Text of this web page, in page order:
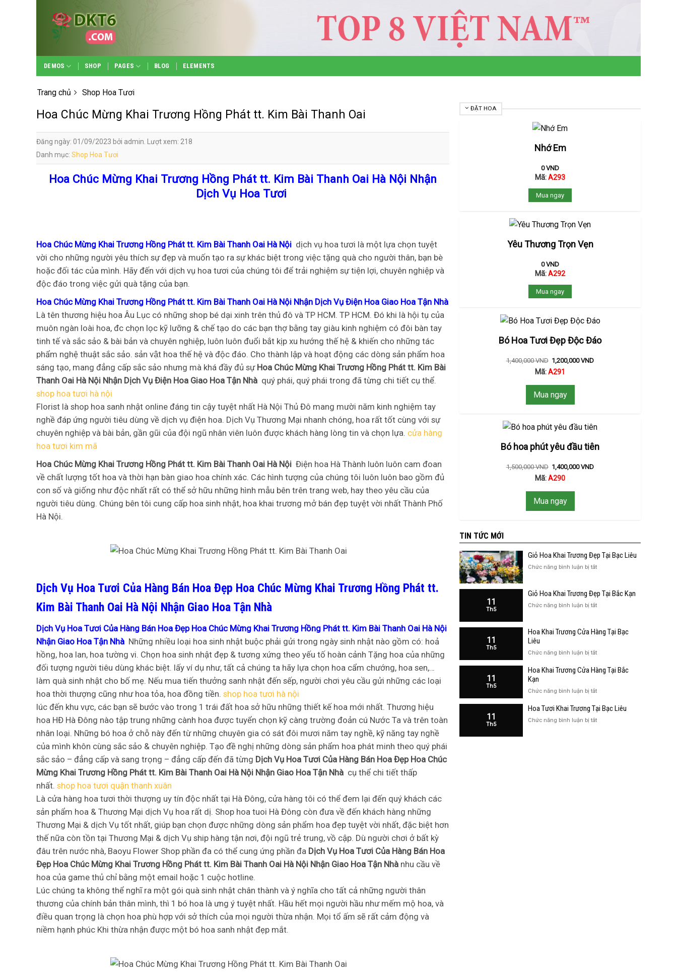
content
DEMOS SHOP PAGES BLOG ELEMENTS
Trang chủ Shop Hoa Tươi
Hoa Chúc Mừng Khai Trương Hồng Phát tt. Kim Bài Thanh Oai
Đăng ngày: 01/09/2023 bởi admin. Lượt xem: 218
Danh mục: Shop Hoa Tươi
Hoa Chúc Mừng Khai Trương Hồng Phát tt. Kim Bài Thanh Oai Hà Nội Nhận
Dịch Vụ Hoa Tươi
Hoa Chúc Mừng Khai Trương Hồng Phát tt. Kim Bài Thanh Oai Hà Nội dịch vụ hoa tươi là một lựa chọn tuyệt
vời cho những người yêu thích sự đẹp và muốn tạo ra sự khác biệt trong việc tặng quà cho người thân, bạn bè
hoặc đối tác của mình. Hãy đến với dịch vụ hoa tươi của chúng tôi để trải nghiệm sự tiện lợi, chuyên nghiệp và
độc đáo trong việc gửi quà tặng của bạn.
Hoa Chúc Mừng Khai Trương Hồng Phát tt. Kim Bài Thanh Oai Hà Nội Nhận Dịch Vụ Điện Hoa Giao Hoa Tận Nhà
Là tên thương hiệu hoa Âu Lục có những shop bé dại xinh trên thủ đô và TP HCM. TP HCM. Đó khi là hội tụ của
muôn ngàn loài hoa, đc chọn lọc kỹ lưỡng & chế tạo do các bạn thợ bằng tay giàu kinh nghiệm có đôi bàn tay
tinh tế và sắc sảo & bài bản và chuyên nghiệp, luôn luôn đuổi bắt kịp xu hướng thế hệ & khiến cho những tác
phẩm nghệ thuật sắc sảo. sản vật hoa thế hệ và độc đáo. Cho thành lập và hoạt động các dòng sản phẩm hoa
sáng tạo, mang đẳng cấp sắc sảo nhưng mà khá đầy đủ sự Hoa Chúc Mừng Khai Trương Hồng Phát tt. Kim Bài
Thanh Oai Hà Nội Nhận Dịch Vụ Điện Hoa Giao Hoa Tận Nhà quý phái, quý phái trong đã từng chi tiết cụ thể.
shop hoa tươi hà nội
Florist là shop hoa sanh nhật online đáng tin cậy tuyệt nhất Hà Nội Thủ Đô mang mười năm kinh nghiệm tay
nghề đáp ứng người tiêu dùng về dịch vụ điện hoa. Dịch Vụ Thương Mại nhanh chóng, hoa rất tốt cùng với sự
chuyên nghiệp và bài bản, gần gũi của đội ngũ nhân viên luôn được khách hàng lòng tin và chọn lựa. cửa hàng
hoa tươi kim mã
Hoa Chúc Mừng Khai Trương Hồng Phát tt. Kim Bài Thanh Oai Hà Nội Điện hoa Hà Thành luôn luôn cam đoan
về chất lượng tốt hoa và thời hạn bàn giao hoa chính xác. Các hình tượng của chúng tôi luôn luôn bao gồm đủ
con số và giống như độc nhất rất có thể sở hữu những hình mẫu bên trên trang web, hay theo yêu cầu của
người tiêu dùng. Chúng bên tôi cung cấp hoa sinh nhật, hoa khai trương mở bán đẹp tuyệt vời nhất Thành Phố
Hà Nội.
Dịch Vụ Hoa Tươi Của Hàng Bán Hoa Đẹp Hoa Chúc Mừng Khai Trương Hồng Phát tt.
Kim Bài Thanh Oai Hà Nội Nhận Giao Hoa Tận Nhà
Dịch Vụ Hoa Tươi Của Hàng Bán Hoa Đẹp Hoa Chúc Mừng Khai Trương Hồng Phát tt. Kim Bài Thanh Oai Hà Nội
Nhận Giao Hoa Tận Nhà Những nhiều loại hoa sinh nhật buộc phải gửi trong ngày sinh nhật nào gồm có: hoả
hồng, hoa lan, hoa tường vi. Chọn hoa sinh nhật đẹp & tương xứng theo yếu tố hoàn cảnh Tặng hoa của những
đối tượng người tiêu dùng khác biệt. lấy ví dụ như, tất cả chúng ta hãy lựa chọn hoa cẩm chướng, hoa sen,…
làm quà sinh nhật cho bố mẹ. Nếu mua tiến thưởng sanh nhật đến sếp, người chơi yêu cầu gửi những các loại
hoa thời thượng cũng như hoa tỏa, hoa đồng tiền. shop hoa tươi hà nội
lúc đến khu vực, các bạn sẽ bước vào trong 1 trái đất hoa sở hữu những thiết kế hoa mới nhất. Thương hiệu
hoa HĐ Hà Đông nào tập trung những cành hoa được tuyển chọn kỹ càng trường đoản cú Nước Ta và trên toàn
nhân loại. Những bó hoa ở chỗ này đến từ những chuyên gia có sát đôi mươi năm tay nghề, kỹ năng tay nghề
của mình khôn cùng sắc sảo & chuyên nghiệp. Tạo đề nghị những dòng sản phẩm hoa phát minh theo quý phái
sắc sảo – đẳng cấp và sang trọng – đẳng cấp đến đã từng Dịch Vụ Hoa Tươi Của Hàng Bán Hoa Đẹp Hoa Chúc
Mừng Khai Trương Hồng Phát tt. Kim Bài Thanh Oai Hà Nội Nhận Giao Hoa Tận Nhà cụ thể chi tiết thấp
nhất. shop hoa tươi quận thanh xuân
Là cửa hàng hoa tươi thời thượng uy tín độc nhất tại Hà Đông, cửa hàng tôi có thể đem lại đến quý khách các
sản phẩm hoa & Thương Mại dịch Vụ hoa rất dị. Shop hoa tuoi Hà Đông còn đưa về đến khách hàng những
Thương Mại & dịch Vụ tốt nhất, giúp bạn chọn được những dòng sản phẩm hoa đẹp tuyệt vời nhất, đặc biệt hơn
thế nữa còn tồn tại Thương Mại & dịch Vụ ship hàng tận nơi, đội ngũ trẻ trung, vồ cập. Dù người chơi ở bất kỳ
đâu trên nước nhà, Baoyu Flower Shop phần đa có thể cung ứng phần đa Dịch Vụ Hoa Tươi Của Hàng Bán Hoa
Đẹp Hoa Chúc Mừng Khai Trương Hồng Phát tt. Kim Bài Thanh Oai Hà Nội Nhận Giao Hoa Tận Nhà nhu cầu về
hoa của game thủ chỉ bằng một email hoặc 1 cuộc hotline.
Lúc chúng ta không thể nghĩ ra một gói quà sinh nhật chân thành và ý nghĩa cho tất cả những người thân
thương của chính bản thân mình, thì 1 bó hoa là ưng ý tuyệt nhất. Hầu hết mọi người hầu như mếm mộ hoa, và
điều quan trọng là chọn hoa phù hợp với sở thích của mọi người thừa nhận. Mọi tổ ấm sẽ rất cảm động và
niềm hạnh phúc Khi thừa nhận được một bó hoa sanh nhật đẹp mắt.
ĐẶT HOA
Nhớ Em
0VND
Mã:A293
Mua ngay
Yêu Thương Trọn Vẹn
0VND
Mã:A292
Mua ngay
Bó Hoa Tươi Đẹp Độc Đáo
1,400,000VND 1,200,000VND
Mã:A291
Mua ngay
Bó hoa phút yêu đầu tiên
1,500,000VND 1,400,000VND
Mã:A290
Mua ngay
TIN TỨC MỚI
Giỏ Hoa Khai Trương Đẹp Tại Bạc Liêu
Chức năng bình luận bị tắtở
Khai
Đẹp
Liêu
11
Th5
Giỏ Hoa Khai Trương Đẹp Tại Bắc Kạn
Chức năng bình luận bị tắtở
Khai
Tại
Kạn
11
Th5
Hoa Khai Trương Cửa Hàng Tại Bạc
Liêu
Chức năng bình luận bị tắtở
Khai
Hàng
Bạc
Liêu
11
Th5
Hoa Khai Trương Cửa Hàng Tại Bắc
Kạn
Chức năng bình luận bị tắtở
Khai
11
Th5
Hoa Tươi Khai Trương Tại Bạc Liêu
Chức năng bình luận bị tắtở